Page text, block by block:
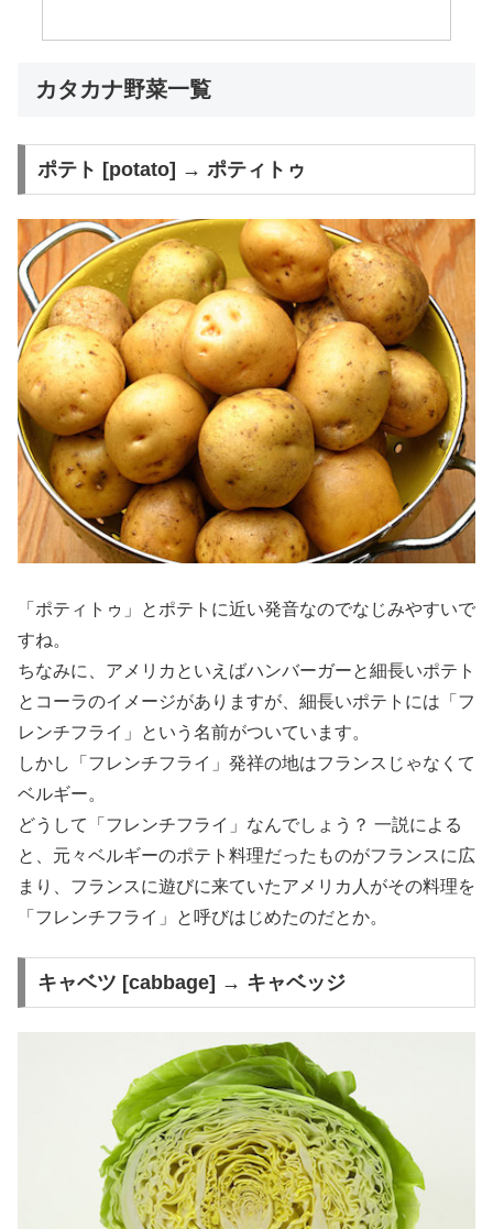
カタカナ野菜一覧
ポテト [potato] → ポティトゥ
「ポティトゥ」とポテトに近い発音なのでなじみやすいで
すね。
ちなみに、アメリカといえばハンバーガーと細長いポテト
とコーラのイメージがありますが、細長いポテトには「フ
レンチフライ」という名前がついています。
しかし「フレンチフライ」発祥の地はフランスじゃなくて
ベルギー。
どうして「フレンチフライ」なんでしょう？ 一説による
と、元々ベルギーのポテト料理だったものがフランスに広
まり、フランスに遊びに来ていたアメリカ人がその料理を
「フレンチフライ」と呼びはじめたのだとか。
キャベツ [cabbage] → キャベッジ